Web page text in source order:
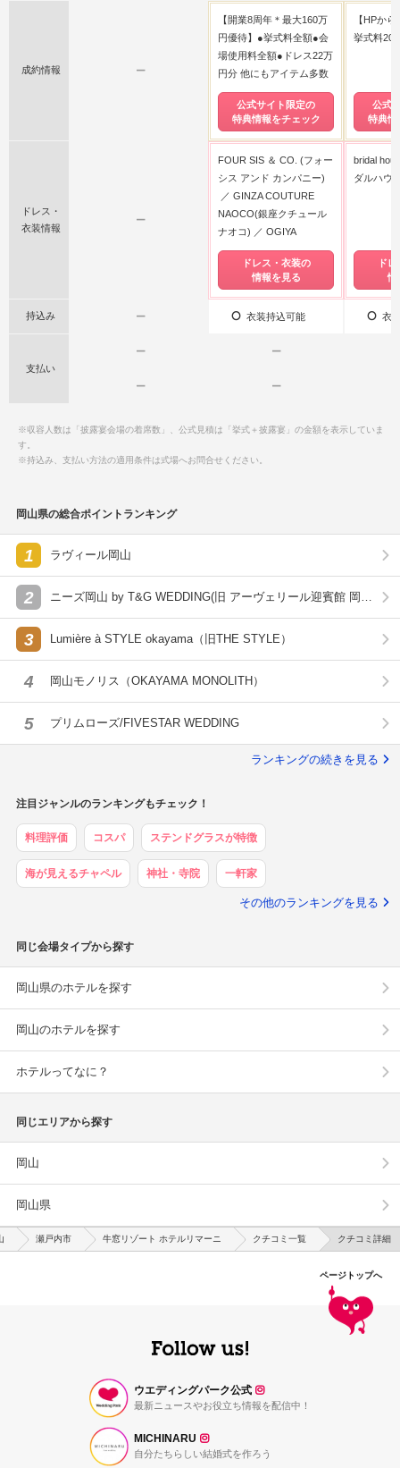
成約情報 ー
【開業8周年＊最大160万
円優待】●挙式料全額●会
場使用料全額●ドレス22万
円分 他にもアイテム多数
公式サイト限定の
特典情報をチェック
【HPか
挙式料20
公式
特典情
ドレス・
衣装情報
ー
FOUR SIS ＆ CO. (フォー
シス アンド カンパニー)
GINZA COUTURE
NAOCO(銀座クチュール
ナオコ)
OGIYA
ドレス・衣装の
情報を見る
bridal
ダルハウ
ド
情
持込み ー 衣装持込可能 衣
支払い
ー ー
ー ー
※収容人数は「披露宴会場の着席数」、公式見積は「挙式＋披露宴」の金額を表示していま
す。
※持込み、支払い方法の適用条件は式場へお問合せください。
岡山県の総合ポイントランキング
1 ラヴィール岡山
2
ニーズ岡山 by T&G WEDDING(旧 アーヴェリール迎賓館 岡
3 Lumière à STYLE okayama（旧THE STYLE）
4 岡山モノリス（OKAYAMA MONOLITH）
5 プリムローズ/FIVESTAR WEDDING
ランキングの続きを見る
注目ジャンルのランキングもチェック！
料理評価 コスパ ステンドグラスが特徴
海が見えるチャペル 神社・寺院 一軒家
その他のランキングを見る
同じ会場タイプから探す
岡山県のホテルを探す
岡山のホテルを探す
ホテルってなに？
同じエリアから探す
岡山
岡山県
瀬戸内市 牛窓リゾート ホテルリマーニ クチコミ一覧 クチコミ詳細
ページトップへ
ウエディングパーク公式
最新ニュースやお役立ち情報を配信中！
MICHINARU
自分たちらしい結婚式を作ろう